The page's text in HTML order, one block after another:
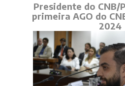
Presidente do CNB/
primeira AGO do
2024